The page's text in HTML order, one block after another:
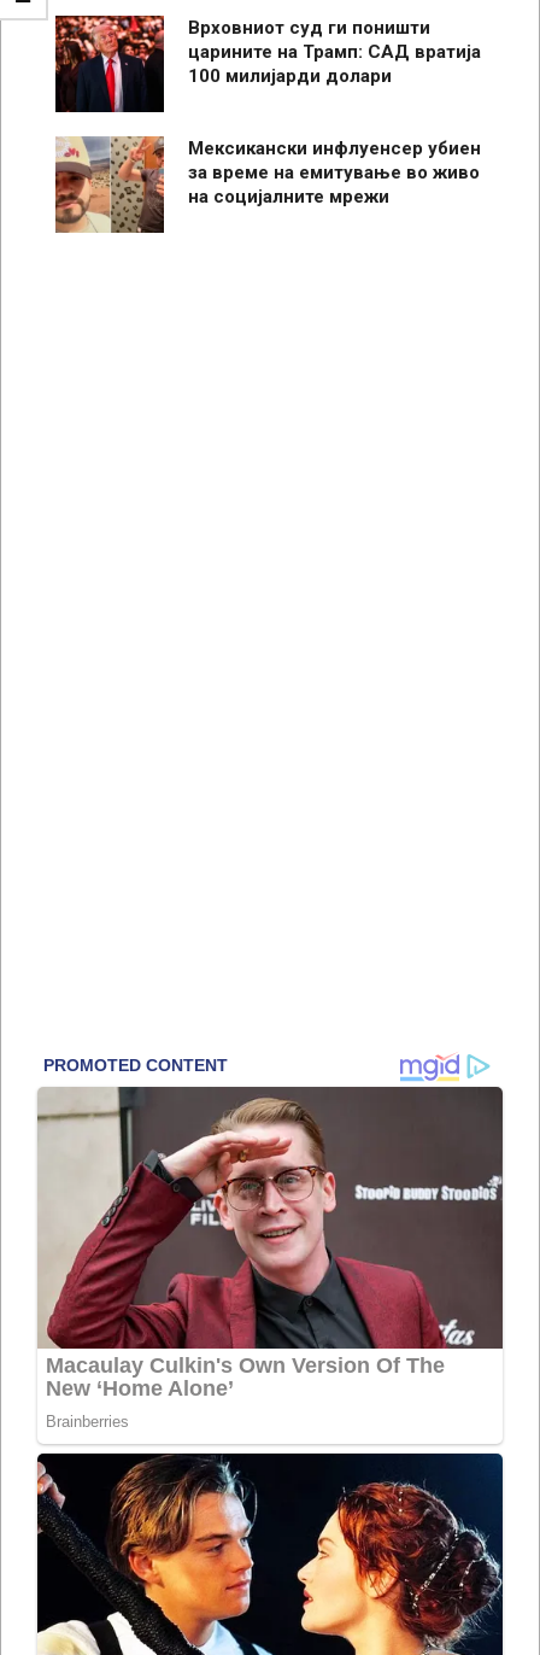
Врховниот суд ги поништи
царините на Трамп: САД вратија
100 милијарди долари
Мексикански инфлуенсер убиен
за време на емитување во живо
на социјалните мрежи